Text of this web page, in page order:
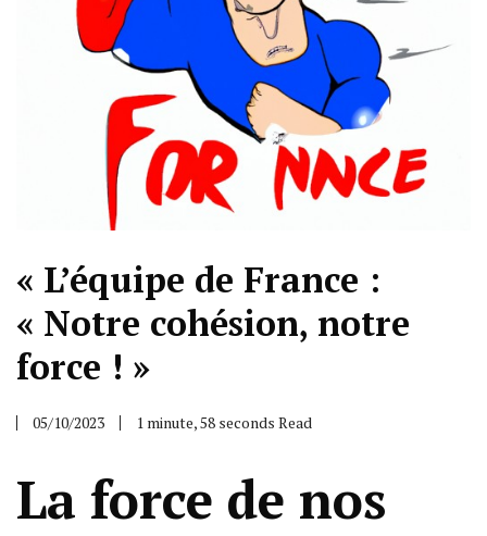
« L’équipe de France :
« Notre cohésion, notre
force ! »
05/10/2023 1 minute, 58 seconds Read
La force de nos